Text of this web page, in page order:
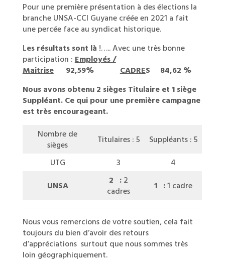
Pour une première présentation à des élections la
branche UNSA-CCI Guyane créée en 2021 a fait
une percée face au syndicat historique.
Les résultats sont là !….. Avec une très bonne
participation :Employés /
Maitrise
92,59% CADRES 84,62 %
Nous avons obtenu 2 sièges Titulaire et 1 siège
Suppléant. Ce qui pour une première campagne
est très encourageant.
Nombre de
sièges
Titulaires : 5
Suppléants : 5
UTG
3
4
UNSA
2 :2
cadres
1 :1 cadre
Nous vous remercions de votre soutien, cela fait
toujours du bien d’avoir des retours
d’appréciations surtout que nous sommes très
loin géographiquement.